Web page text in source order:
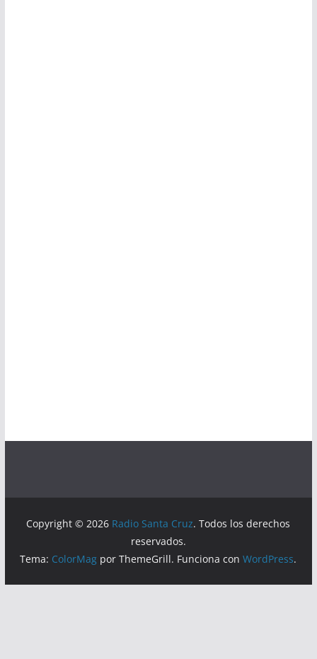
Copyright © 2026 Radio Santa Cruz. Todos los derechos
reservados.
Tema: ColorMag por ThemeGrill. Funciona conWordPress.